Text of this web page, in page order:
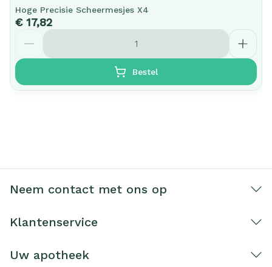
Hoge Precisie Scheermesjes X4
€ 17,82
Aantal
Bestel
Neem contact met ons op
Klantenservice
Uw apotheek